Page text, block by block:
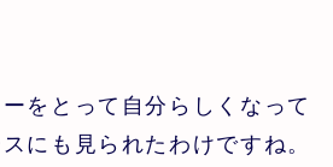
をとって自分らしくなって
にも見られたわけですね。